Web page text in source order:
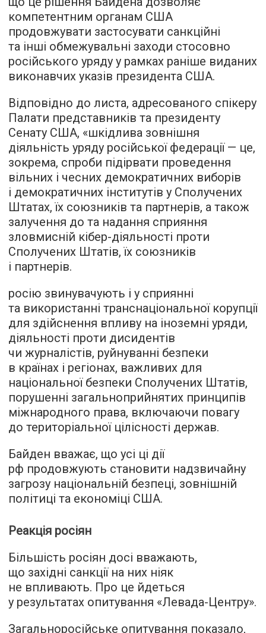
компетентним органам США
продовжувати застосувати санкційні
та інші обмежувальні заходи стосовно
російського уряду у рамках раніше виданих
виконавчих указів президента США.
Відповідно до листа, адресованого спікеру
Палати представників та президенту
Сенату США, «шкідлива зовнішня
діяльність уряду російської федерації — це,
зокрема, спроби підірвати проведення
вільних і чесних демократичних виборів
і демократичних інститутів у Сполучених
Штатах, їх союзників та партнерів, а також
залучення до та надання сприяння
зловмисній кібер-діяльності проти
Сполучених Штатів, їх союзників
і партнерів.
росію звинувачують і у сприянні
та використанні транснаціональної корупції
для здійснення впливу на іноземні уряди,
діяльності проти дисидентів
чи журналістів, руйнуванні безпеки
в країнах і регіонах, важливих для
національної безпеки Сполучених Штатів,
порушенні загальноприйнятих принципів
міжнародного права, включаючи повагу
до територіальної цілісності держав.
Байден вважає, що усі ці дії
рф продовжують становити надзвичайну
загрозу національній безпеці, зовнішній
політиці та економіці США.
Реакція росіян
Більшість росіян досі вважають,
що західні санкції на них ніяк
не впливають. Про це йдеться
у результатах опитування «Левада-Центру».
Загальноросійське опитування показало,